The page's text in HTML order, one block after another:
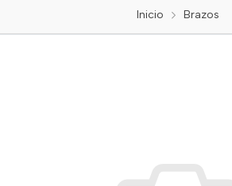
Inicio Brazos